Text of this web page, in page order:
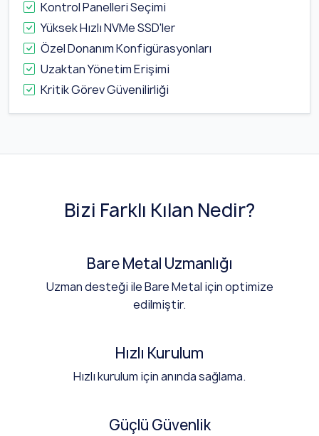
Kontrol Panelleri Seçimi
Yüksek Hızlı NVMe SSD'ler
Özel Donanım Konfigürasyonları
Uzaktan Yönetim Erişimi
Kritik Görev Güvenilirliği
Bizi Farklı Kılan Nedir?
Bare Metal Uzmanlığı
Uzman desteği ile Bare Metal için optimize
edilmiştir.
Hızlı Kurulum
Hızlı kurulum için anında sağlama.
Güçlü Güvenlik